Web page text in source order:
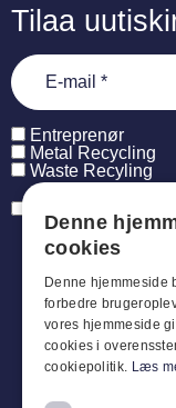
Tilaa
Entreprenør
Metal Recycling
Waste Recyling
Denne
cookies
Denne hjemmeside
forbedre
vores hjemmeside
cookies i
cookiepolitik. Læs